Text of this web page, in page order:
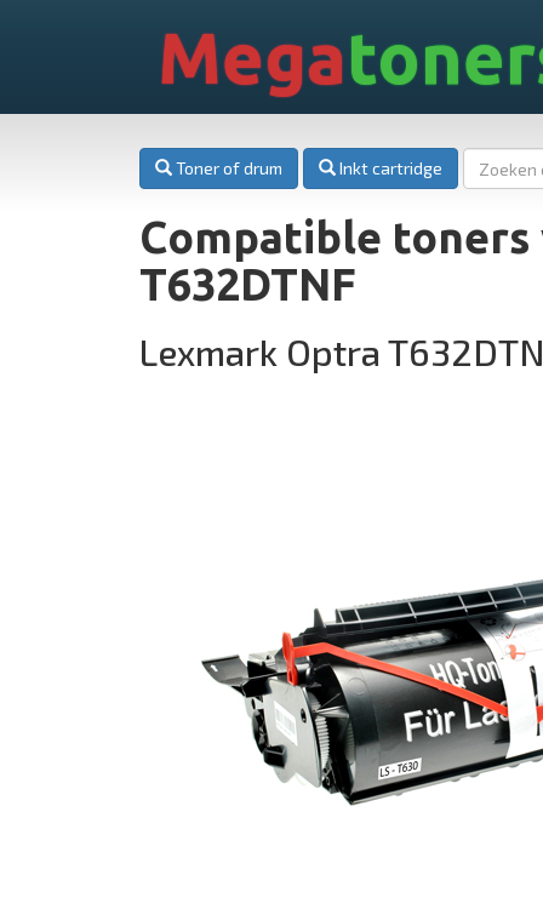
Mega
Toner of drum Inkt cartridge
Compatible
T632DTNF
Lexmark Optra